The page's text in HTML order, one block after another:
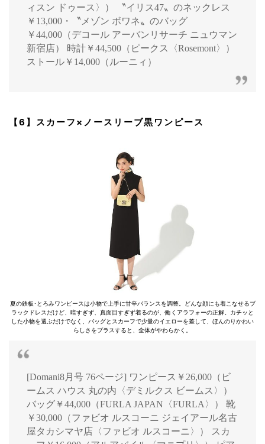
ィスン ドゥース〉） 〝イリス47〟のネックレス
￥13,000・〝メゾン ボワネ〟のバッグ
￥44,000（デコール アーバンリサーチ ニュウマン
新宿店） 時計￥44,500（ピークス〈Rosemont〉）
ストール￥14,000（ルーニィ）
【6】スカーフ×ノースリーブ黒ワンピース
夏の鉄板･とろみワンピースは小物で上手に甘辛バランスを調整。どんな顔にも着こなせるブ
ラックドレスだけど、暗すぎず、真面目すぎず着るのが、働くアラフォーの正解。カチッと
した小物を選ぶだけでなく、バッグとスカーフで少量のイエローを差して、ほんのりかわい
らしさをプラスすると、全体がやわらかく。
[Domani8月号 76ページ] ワンピース￥26,000（ビ
ームス ハウス 丸の内〈デミルクス ビームス〉）
バッグ￥44,000（FURLA JAPAN〈FURLA〉） 靴
￥30,000（ファビオ ルスコーニ ジェイアール名古
屋タカシマヤ店〈ファビオ ルスコーニ〉） スカ